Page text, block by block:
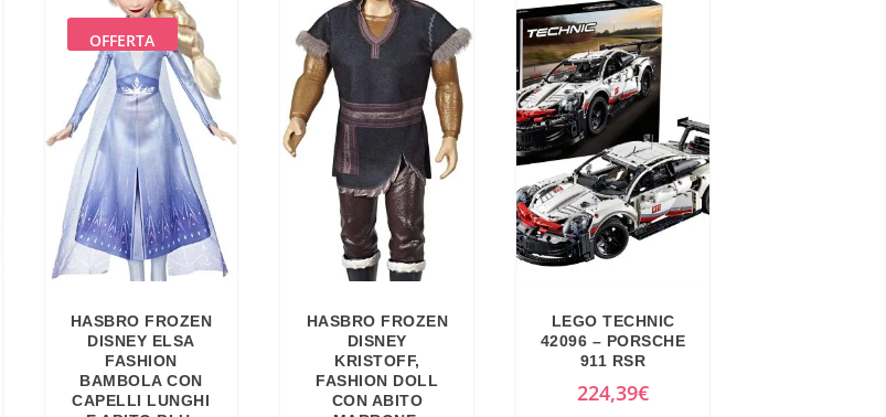
OFFERTA
HASBRO FROZEN
DISNEY ELSA
FASHION
BAMBOLA CON
CAPELLI LUNGHI
HASBRO FROZEN
DISNEY
KRISTOFF,
FASHION DOLL
CON ABITO
LEGO TECHNIC
42096 – PORSCHE
911 RSR
224,39€